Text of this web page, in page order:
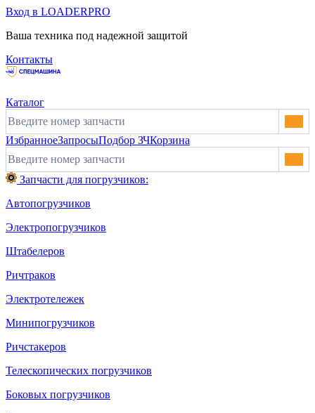
Вход в LOADERPRO
Ваша техника под надежной защитой
Контакты
Каталог
ИзбранноеЗапросыПодбор ЗЧКорзина
Запчасти для погрузчиков:
Автопогрузчиков
Электропогрузчиков
Штабелеров
Ричтраков
Электротележек
Минипогрузчиков
Ричстакеров
Телескопических погрузчиков
Боковых погрузчиков